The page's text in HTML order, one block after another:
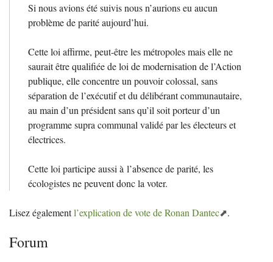
Si nous avions été suivis nous n’aurions eu aucun
problème de parité aujourd’hui.
Cette loi affirme, peut-être les métropoles mais elle ne
saurait être qualifiée de loi de modernisation de l’Action
publique, elle concentre un pouvoir colossal, sans
séparation de l’exécutif et du délibérant communautaire,
au main d’un président sans qu’il soit porteur d’un
programme supra communal validé par les électeurs et
électrices.
Cette loi participe aussi à l’absence de parité, les
écologistes ne peuvent donc la voter.
Lisez égalementl’explication de vote de Ronan Dantec .
Forum